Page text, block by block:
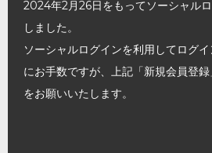
2024年2月26日をもってソーシャル
しました。
ソーシャルログインを利用してログ
にお手数ですが、上記「新規会員登
をお願いいたします。